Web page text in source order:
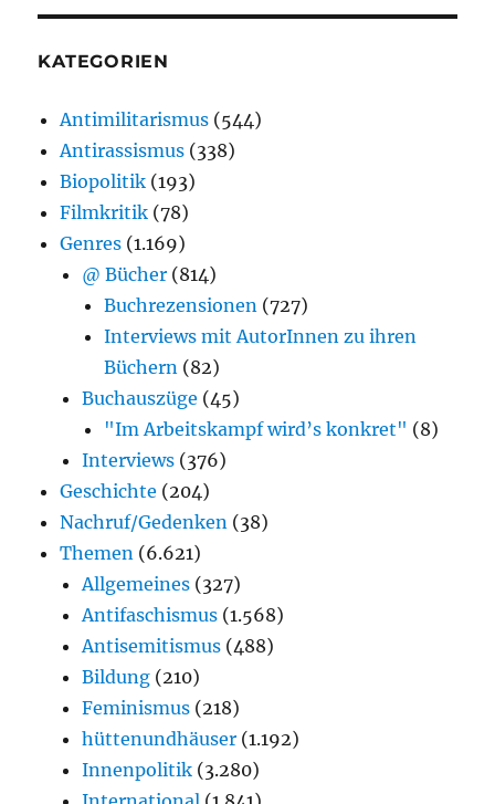
KATEGORIEN
Antimilitarismus (544)
Antirassismus (338)
Biopolitik (193)
Filmkritik (78)
Genres (1.169)
@ Bücher (814)
Buchrezensionen (727)
Interviews mit AutorInnen zu ihren
Büchern (82)
Buchauszüge (45)
"Im Arbeitskampf wird’s konkret" (8)
Interviews (376)
Geschichte (204)
Nachruf/Gedenken (38)
Themen (6.621)
Allgemeines (327)
Antifaschismus (1.568)
Antisemitismus (488)
Bildung (210)
Feminismus (218)
hüttenundhäuser (1.192)
Innenpolitik (3.280)